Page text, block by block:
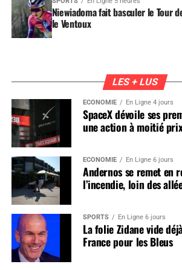
Niewiadoma fait basculer le Tour
le Ventoux
LES + LUS
ÉCONOMIE En Ligne 4 jours
SpaceX dévoile ses
une action à moitié
ÉCONOMIE En Ligne 6 jours
Andernos se remet en
l’incendie, loin des
SPORTS En Ligne 6 jours
La folie Zidane vide
France pour les Bleus